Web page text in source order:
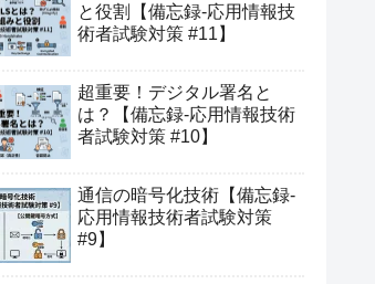
と役割【備忘録-応用情報技
術者試験対策 #11】
超重要！デジタル署名と
は？【備忘録-応用情報技術
者試験対策 #10】
通信の暗号化技術【備忘録-
応用情報技術者試験対策
#9】